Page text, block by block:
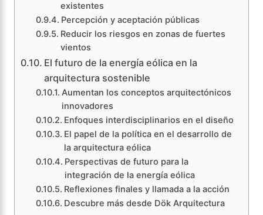
existentes
Percepción y aceptación públicas
Reducir los riesgos en zonas de fuertes
vientos
El futuro de la energía eólica en la
arquitectura sostenible
Aumentan los conceptos arquitectónicos
innovadores
Enfoques interdisciplinarios en el diseño
El papel de la política en el desarrollo de
la arquitectura eólica
Perspectivas de futuro para la
integración de la energía eólica
Reflexiones finales y llamada a la acción
Descubre más desde Dök Arquitectura